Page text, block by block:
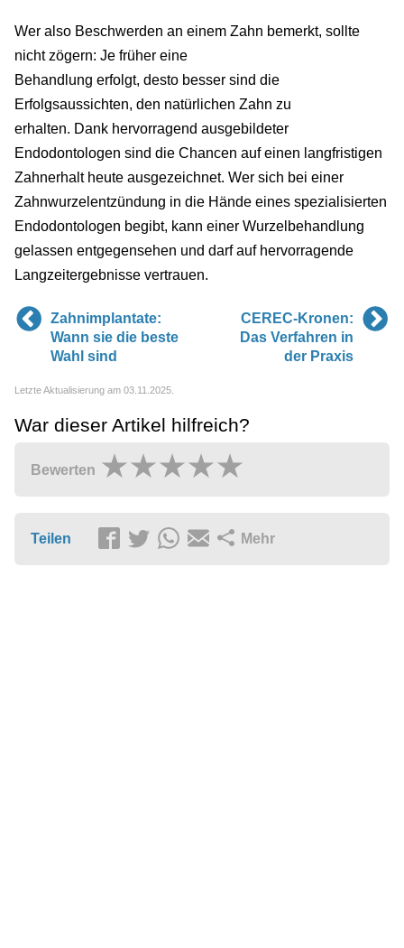
Wer also Beschwerden an einem Zahn bemerkt, sollte
nicht zögern: Je früher eine
Behandlung erfolgt, desto besser sind die
Erfolgsaussichten, den natürlichen Zahn zu
erhalten. Dank hervorragend ausgebildeter
Endodontologen sind die Chancen auf einen langfristigen
Zahnerhalt heute ausgezeichnet. Wer sich bei einer
Zahnwurzelentzündung in die Hände eines spezialisierten
Endodontologen begibt, kann einer Wurzelbehandlung
gelassen entgegensehen und darf auf hervorragende
Langzeitergebnisse vertrauen.
Zahnimplantate:
Wann sie die beste
Wahl sind
CEREC-Kronen:
Das Verfahren in
der Praxis
Letzte Aktualisierung am 03.11.2025.
War dieser Artikel hilfreich?
Bewerten
Teilen Mehr